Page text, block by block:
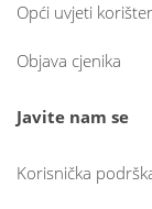
Opći uvjeti
Objava cjenika
Javite nam se
Korisnička